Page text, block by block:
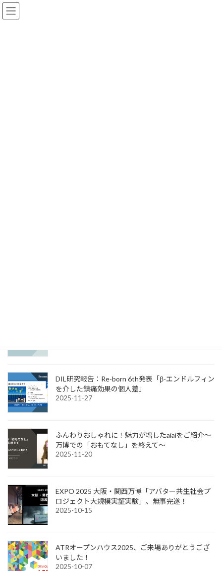
コ
ン
ナ
ビ
DIL研究報告：Re-born 6th発表「β-エンドルフィン
を介した鎮痛効果の個人差」
2025-11-27
ふんわりおしゃれに！魅力が増したaiaiをご紹介～
万博での「おもてなし」を終えて～
2025-11-20
EXPO 2025 大阪・関西万博「アバター共生社会プ
ロジェクト大規模実証実験」、無事完遂！
2025-10-15
ATRオープンハウス2025、ご来場ありがとうござ
いました！
2025-10-07